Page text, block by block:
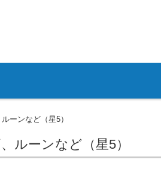
ーンなど（星5）
ルーンなど（星5）